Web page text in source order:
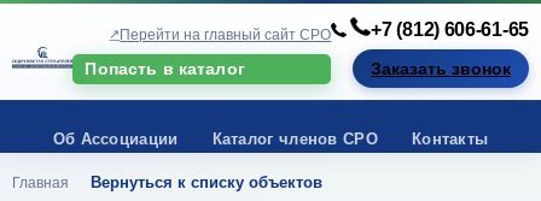
Перейти на главный сайт СРО
Попасть в каталог
+7 (812) 606-61-65
Заказать звонок
Об Ассоциации Каталог членов СРО Контакты
Главная Вернуться к списку объектов